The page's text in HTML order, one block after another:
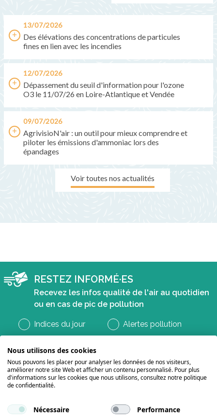
13/07/2026
Des élévations des concentrations de particules
fines en lien avec les incendies
12/07/2026
Dépassement du seuil d'information pour l'ozone
O3 le 11/07/26 en Loire-Atlantique et Vendée
09/07/2026
AgrivisioN'air : un outil pour mieux comprendre et
piloter les émissions d'ammoniac lors des
épandages
Voir toutes nos actualités
RESTEZ INFORMÉ·ES
Recevez les infos qualité de l'air au quotidien
ou en cas de pic de pollution
Indices du jour Alertes pollution
Nous utilisons des cookies
Nous pouvons les placer pour analyser les données de nos visiteurs,
améliorer notre site Web et afficher un contenu personnalisé. Pour plus
d'informations sur les cookies que nous utilisons, consultez notre politique
de confidentialité.
Nécessaire Performance